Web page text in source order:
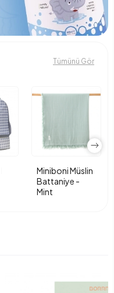
Tümünü Gör
Miniboni Müslin
Battaniye -
Mint